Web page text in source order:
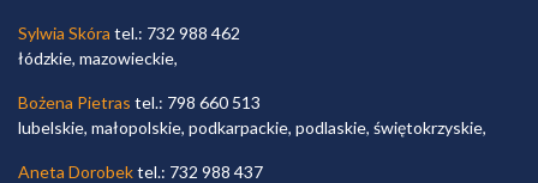
Sylwia Skóra tel.: 732 988 462
łódzkie, mazowieckie,
Bożena Pietras tel.: 798 660 513
lubelskie, małopolskie, podkarpackie, podlaskie, świętokrzyskie,
Aneta Dorobektel.: 732 988 437